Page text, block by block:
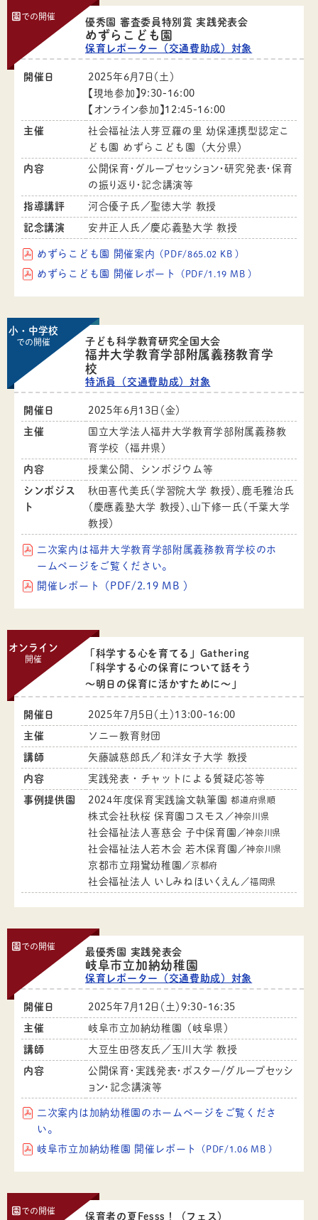
園での開催
優秀園 審査委員特別賞 実践発表会
めずらこども園
保育レポーター（交通費助成）対象
開催日
2025年6月7日（土）
【現地参加】9:30-16:00
【オンライン参加】12:45-16:00
主催
社会福祉法人芽豆羅の里 幼保連携型認定こ
ども園 めずらこども園（大分県）
内容
公開保育・グループセッション・研究発表・保育
の振り返り・記念講演等
指導講評 河合優子氏／聖徳大学 教授
記念講演 安井正人氏／慶応義塾大学 教授
めずらこども園 開催案内 （PDF/865.02 KB ）
めずらこども園 開催レポート （PDF/1.19 MB ）
小・中学校
での開催 子ども科学教育研究全国大会
福井大学教育学部附属義務教育学
校
特派員（交通費助成）対象
開催日 2025年6月13日（金）
主催
国立大学法人福井大学教育学部附属義務教
育学校（福井県）
内容 授業公開、シンポジウム等
シンポジス
ト
秋田喜代美氏（学習院大学 教授）、鹿毛雅治氏
（慶應義塾大学 教授）、山下修一氏（千葉大学
教授）
二次案内は福井大学教育学部附属義務教育学校のホ
ームページをご覧ください。
開催レポート（PDF/2.19 MB ）
オンライン
開催
「科学する心を育てる」Gathering
「科学する心の保育について話そう
～明日の保育に活かすために～」
開催日 2025年7月5日（土）13:00-16:00
主催 ソニー教育財団
講師 矢藤誠慈郎氏／和洋女子大学 教授
内容 実践発表・チャットによる質疑応答等
事例提供園 2024年度保育実践論文執筆園都道府県順
株式会社秋桜 保育園コスモス ／神奈川県
社会福祉法人喜慈会 子中保育園 ／神奈川県
社会福祉法人若木会 若木保育園 ／神奈川県
京都市立翔鸞幼稚園 ／京都府
社会福祉法人 いしみねほいくえん ／福岡県
園での開催
最優秀園 実践発表会
岐阜市立加納幼稚園
保育レポーター（交通費助成）対象
開催日 2025年7月12日（土）9:30-16:35
主催 岐阜市立加納幼稚園（岐阜県）
講師 大豆生田啓友氏／玉川大学 教授
内容
公開保育・実践発表・ポスター/グループセッシ
ョン・記念講演等
二次案内は加納幼稚園のホームページをご覧くださ
い。
岐阜市立加納幼稚園 開催レポート
（PDF/1.06 MB ）
園での開催
保育者の夏Fesss！（フェス）